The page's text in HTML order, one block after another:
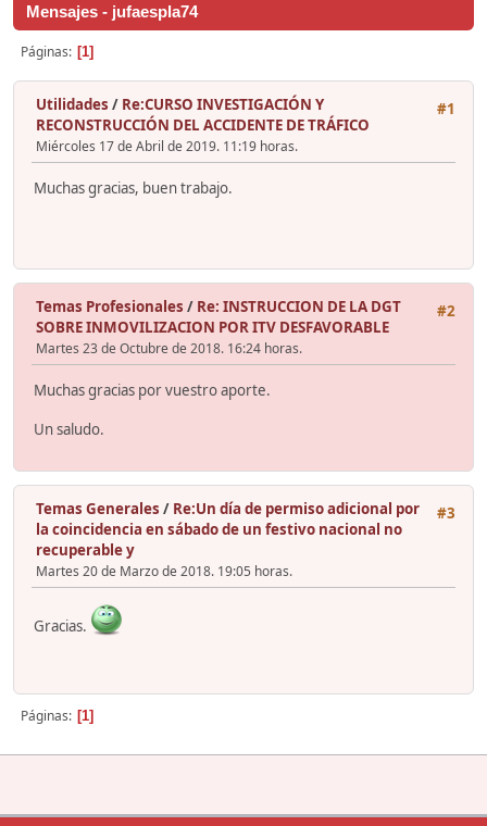
Mensajes - jufaespla74
Páginas 1
#1
Utilidades / Re:CURSO INVESTIGACIÓN Y
RECONSTRUCCIÓN DEL ACCIDENTE DE TRÁFICO
Miércoles 17 de Abril de 2019. 11:19 horas.
Muchas gracias, buen trabajo.
#2
Temas Profesionales / Re: INSTRUCCION DE LA DGT
SOBRE INMOVILIZACION POR ITV DESFAVORABLE
Martes 23 de Octubre de 2018. 16:24 horas.
Muchas gracias por vuestro aporte.
Un saludo.
#3
Temas Generales / Re:Un día de permiso adicional por
la coincidencia en sábado de un festivo nacional no
recuperable y
Martes 20 de Marzo de 2018. 19:05 horas.
Gracias.
Páginas 1